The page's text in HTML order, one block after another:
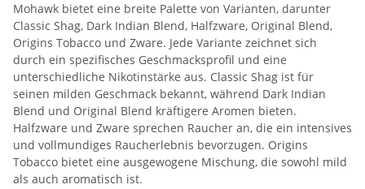
Mohawk bietet eine breite Palette von Varianten, darunter
Classic Shag, Dark Indian Blend, Halfzware, Original Blend,
Origins Tobacco und Zware. Jede Variante zeichnet sich
durch ein spezifisches Geschmacksprofil und eine
unterschiedliche Nikotinstärke aus. Classic Shag ist für
seinen milden Geschmack bekannt, während Dark Indian
Blend und Original Blend kräftigere Aromen bieten.
Halfzware und Zware sprechen Raucher an, die ein intensives
und vollmundiges Raucherlebnis bevorzugen. Origins
Tobacco bietet eine ausgewogene Mischung, die sowohl mild
als auch aromatisch ist.